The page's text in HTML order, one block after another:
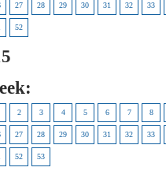
27 28 29 30 31 32 33
52
2 3 4 5 6 7 8
27 28 29 30 31 32 33
52 53